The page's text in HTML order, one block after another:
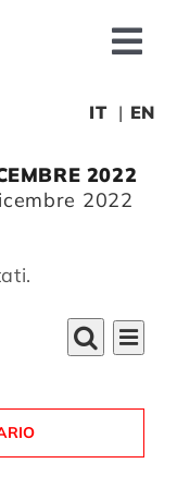
IT EN
2022
2022
EVENTI
VISTE
Cerca
Mappa